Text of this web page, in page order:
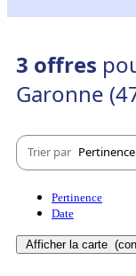
3 offres
Garonne
Trier par Pertinence
Pertinence
Date
Afficher la carte